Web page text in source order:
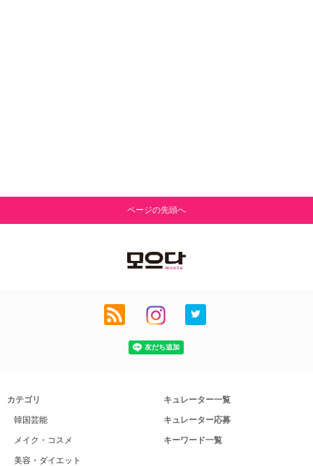
ページの先頭へ
カテゴリ
韓国芸能
メイク・コスメ
美容・ダイエット
キュレーター一覧
キュレーター応募
キーワード一覧